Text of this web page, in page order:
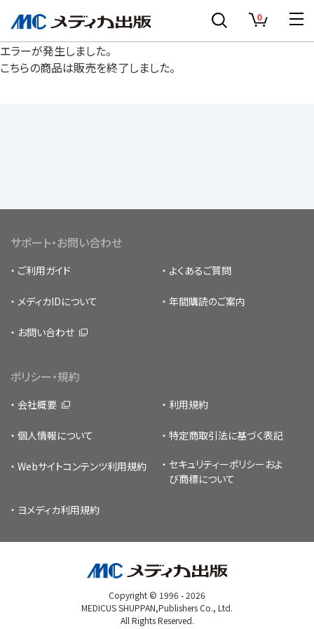
0
エラーが発生しました。
こちらの商品は販売を終了しました。
サポート・お問い合わせ
ご利用ガイド よくあるご質問
メディカIDについて 年間購読のご案内
お問い合わせ
ポリシー・規約
会社概要 利用規約
個人情報について 特定商取引法に基づく表記
Webサイトコンテンツ利用規約 セキュリティーポリシー およ
び商標について
ヨメディカ利用規約
Copyright © 1996 -2026
MEDICUS SHUPPAN,Publishers Co., Ltd.
All Rights Reserved.